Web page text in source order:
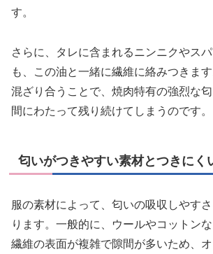
す。
さらに、タレに含まれるニンニクやス
も、この油と一緒に繊維に絡みつきま
混ざり合うことで、焼肉特有の強烈な
間にわたって残り続けてしまうのです。
匂いがつきやすい素材とつきにく
服の素材によって、匂いの吸収しやす
ります。一般的に、ウールやコットンな
繊維の表面が複雑で隙間が多いため、